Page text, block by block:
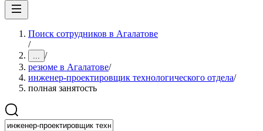
Поиск сотрудников в Агалатове
/
... /
резюме в Агалатове/
инженер-проектировщик технологического отдела/
полная занятость